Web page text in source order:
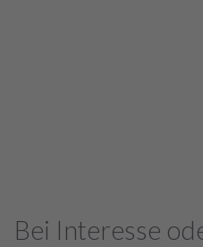
Bei Interesse